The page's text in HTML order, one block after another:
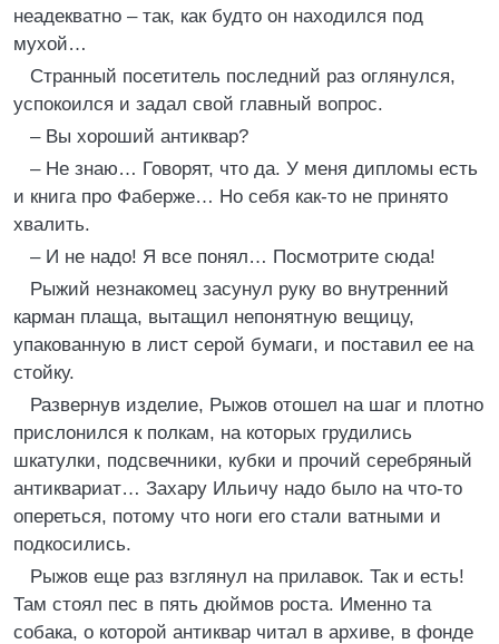
неадекватно – так, как будто он находился под
мухой…
Странный посетитель последний раз оглянулся,
успокоился и задал свой главный вопрос.
– Вы хороший антиквар?
– Не знаю… Говорят, что да. У меня дипломы есть
и книга про Фаберже… Но себя как-то не принято
хвалить.
– И не надо! Я все понял… Посмотрите сюда!
Рыжий незнакомец засунул руку во внутренний
карман плаща, вытащил непонятную вещицу,
упакованную в лист серой бумаги, и поставил ее на
стойку.
Развернув изделие, Рыжов отошел на шаг и плотно
прислонился к полкам, на которых грудились
шкатулки, подсвечники, кубки и прочий серебряный
антиквариат… Захару Ильичу надо было на что-то
опереться, потому что ноги его стали ватными и
подкосились.
Рыжов еще раз взглянул на прилавок. Так и есть!
Там стоял пес в пять дюймов роста. Именно та
собака, о которой антиквар читал в архиве, в фонде